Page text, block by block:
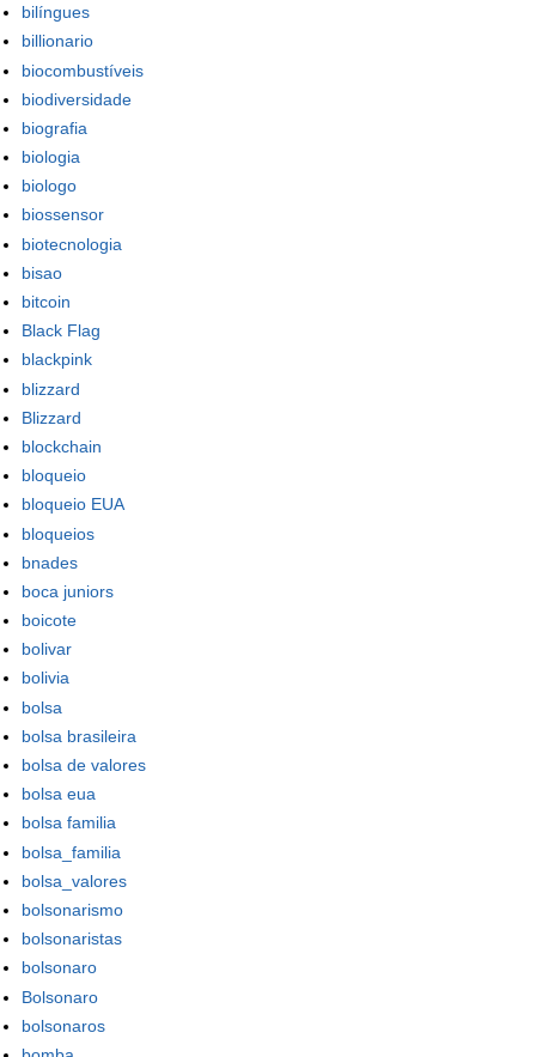
bilíngues
billionario
biocombustíveis
biodiversidade
biografia
biologia
biologo
biossensor
biotecnologia
bisao
bitcoin
Black Flag
blackpink
blizzard
Blizzard
blockchain
bloqueio
bloqueio EUA
bloqueios
bnades
boca juniors
boicote
bolivar
bolivia
bolsa
bolsa brasileira
bolsa de valores
bolsa eua
bolsa familia
bolsa_familia
bolsa_valores
bolsonarismo
bolsonaristas
bolsonaro
Bolsonaro
bolsonaros